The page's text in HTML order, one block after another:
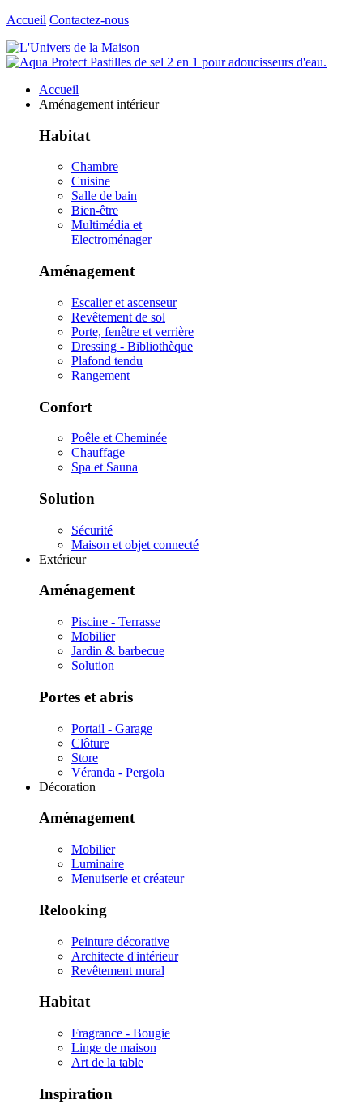
Accueil Contactez-nous
Accueil
Aménagement intérieur
Habitat
Chambre
Cuisine
Salle de bain
Bien-être
Multimédia et
Electroménager
Aménagement
Escalier et ascenseur
Revêtement de sol
Porte, fenêtre et verrière
Dressing - Bibliothèque
Plafond tendu
Rangement
Confort
Poêle et Cheminée
Chauffage
Spa et Sauna
Solution
Sécurité
Maison et objet connecté
Extérieur
Aménagement
Piscine - Terrasse
Mobilier
Jardin & barbecue
Solution
Portes et abris
Portail - Garage
Clôture
Store
Véranda - Pergola
Décoration
Aménagement
Mobilier
Luminaire
Menuiserie et créateur
Relooking
Peinture décorative
Architecte d'intérieur
Revêtement mural
Habitat
Fragrance - Bougie
Linge de maison
Art de la table
Inspiration